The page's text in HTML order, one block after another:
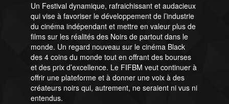
Un Festival dynamique, rafraichissant et audacieux
qui vise à favoriser le développement de l’industrie
du cinéma indépendant et mettre en valeur plus de
films sur les réalités des Noirs de partout dans le
monde. Un regard nouveau sur le cinéma Black
des 4 coins du monde tout en offrant des bourses
et des prix d’excellence. Le FIFBM veut continuer à
offrir une plateforme et à donner une voix à des
créateurs noirs qui, autrement, ne seraient ni vus ni
entendus.